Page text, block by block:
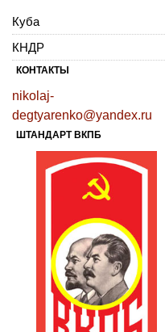
Куба
КНДР
КОНТАКТЫ
nikolaj-
degtyarenko@yandex.ru
ШТАНДАРТ ВКПБ